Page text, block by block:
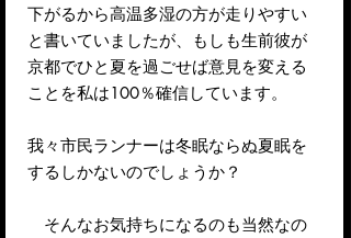
下がるから高温多湿の方が走りやすい
と書いていましたが、もしも生前彼が
京都でひと夏を過ごせば意見を変える
ことを私は100％確信しています。
我々市民ランナーは冬眠ならぬ夏眠を
するしかないのでしょうか？
そんなお気持ちになるのも当然なの